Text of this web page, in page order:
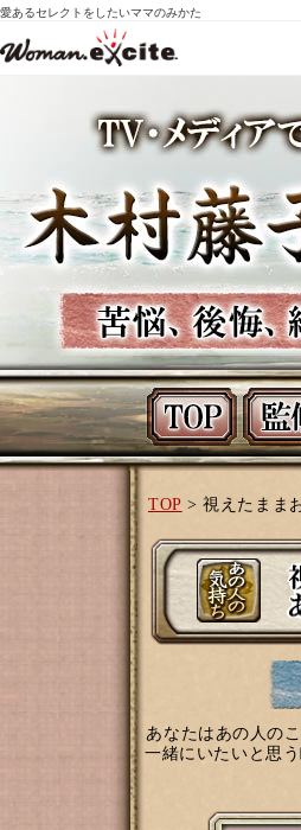
愛あるセレクトをしたいママのみかた
TOP > 視えたまま
あなたはあの人の
一緒にいたいと思